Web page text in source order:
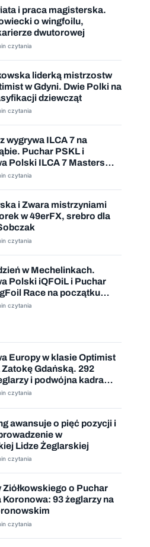
i praca magisterska.
o wingfoilu,
dwutorowej
czytania
liderką mistrzostw
w Gdyni. Dwie Polki na
dziewcząt
czytania
wygrywa ILCA 7 na
Puchar PSKL i
Polski ILCA 7 Masters
czytania
i Zwara mistrzyniami
w 49erFX, srebro dla
czytania
w Mechelinkach.
Polski iQFOiL i Puchar
Race na początku
czytania
Europy w klasie Optimist
Gdańską. 292
i podwójna kadra
czytania
awansuje o pięć pozycji i
w
Lidze Żeglarskiej
czytania
Ziółkowskiego o Puchar
93 żeglarzy na
czytania